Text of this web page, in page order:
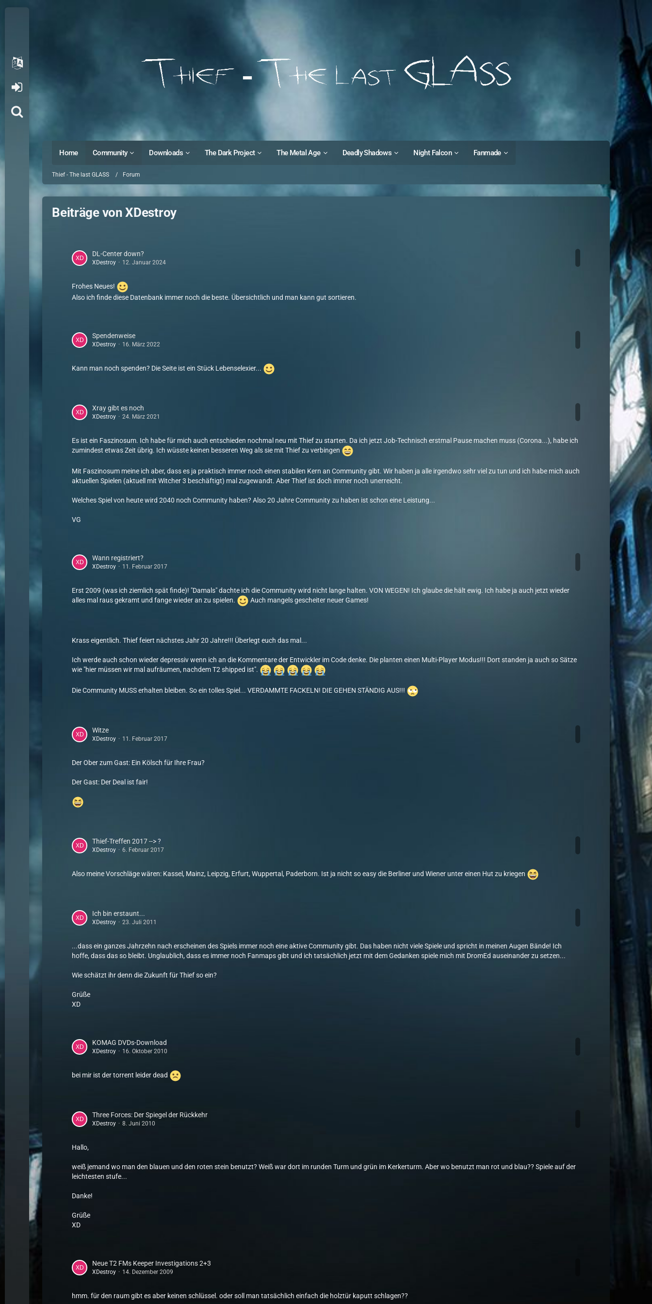
Home Community Downloads The Dark Project The Metal Age Deadly Shadows Night Falcon Fanmade
Thief - The last GLASS Forum
Beiträge von XDestroy
DL-Center down?
XDestroy 12. Januar 2024
Frohes Neues!
Also ich finde diese Datenbank immer noch die beste. Übersichtlich und man kann gut sortieren.
Spendenweise
XDestroy 16. März 2022
Kann man noch spenden? Die Seite ist ein Stück Lebenselexier...
Xray gibt es noch
XDestroy 24. März 2021
Es ist ein Faszinosum. Ich habe für mich auch entschieden nochmal neu mit Thief zu starten. Da ich jetzt Job-Technisch erstmal Pause machen muss (Corona...), habe ich
zumindest etwas Zeit übrig. Ich wüsste keinen besseren Weg als sie mit Thief zu verbingen
Mit Faszinosum meine ich aber, dass es ja praktisch immer noch einen stabilen Kern an Community gibt. Wir haben ja alle irgendwo sehr viel zu tun und ich habe mich auch
aktuellen Spielen (aktuell mit Witcher 3 beschäftigt) mal zugewandt. Aber Thief ist doch immer noch unerreicht.
Welches Spiel von heute wird 2040 noch Community haben? Also 20 Jahre Community zu haben ist schon eine Leistung...
VG
Wann registriert?
XDestroy 11. Februar 2017
Erst 2009 (was ich ziemlich spät finde)! "Damals" dachte ich die Community wird nicht lange halten. VON WEGEN! Ich glaube die hält ewig. Ich habe ja auch jetzt wieder
alles mal raus gekramt und fange wieder an zu spielen.
Auch mangels gescheiter neuer Games!
Krass eigentlich. Thief feiert nächstes Jahr 20 Jahre!!! Überlegt euch das mal...
Ich werde auch schon wieder depressiv wenn ich an die Kommentare der Entwickler im Code denke. Die planten einen Multi-Player Modus!!! Dort standen ja auch so Sätze
wie "hier müssen wir mal aufräumen, nachdem T2 shipped ist".
Die Community MUSS erhalten bleiben. So ein tolles Spiel... VERDAMMTE FACKELN! DIE GEHEN STÄNDIG AUS!!!
Witze
XDestroy 11. Februar 2017
Der Ober zum Gast: Ein Kölsch für Ihre Frau?
Der Gast: Der Deal ist fair!
Thief-Treffen 2017 --> ?
XDestroy 6. Februar 2017
Also meine Vorschläge wären: Kassel, Mainz, Leipzig, Erfurt, Wuppertal, Paderborn. Ist ja nicht so easy die Berliner und Wiener unter einen Hut zu kriegen
Ich bin erstaunt...
XDestroy 23. Juli 2011
...dass ein ganzes Jahrzehn nach erscheinen des Spiels immer noch eine aktive Community gibt. Das haben nicht viele Spiele und spricht in meinen Augen Bände! Ich
hoffe, dass das so bleibt. Unglaublich, dass es immer noch Fanmaps gibt und ich tatsächlich jetzt mit dem Gedanken spiele mich mit DromEd auseinander zu setzen...
Wie schätzt ihr denn die Zukunft für Thief so ein?
Grüße
XD
KOMAG DVDs-Download
XDestroy 16. Oktober 2010
bei mir ist der torrent leider dead
Three Forces: Der Spiegel der Rückkehr
XDestroy 8. Juni 2010
Hallo,
weiß jemand wo man den blauen und den roten stein benutzt? Weiß war dort im runden Turm und grün im Kerkerturm. Aber wo benutzt man rot und blau?? Spiele auf der
leichtesten stufe...
Danke!
Grüße
XD
Neue T2 FMs Keeper Investigations 2+3
XDestroy 14. Dezember 2009
hmm. für den raum gibt es aber keinen schlüssel. oder soll man tatsächlich einfach die holztür kaputt schlagen??